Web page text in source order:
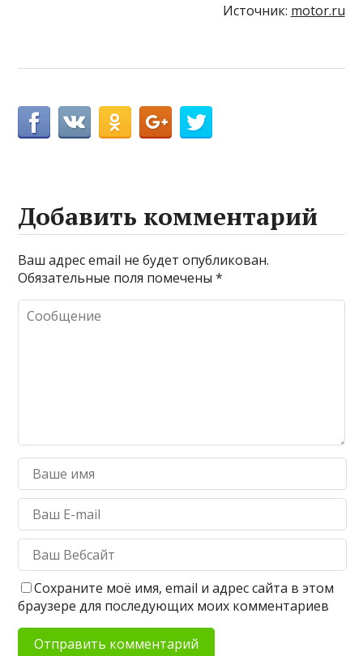
Источник: motor.ru
Добавить комментарий
Ваш адрес email не будет опубликован.
Обязательные поля помечены*
Сохраните моё имя, email и адрес сайта в этом
браузере для последующих моих комментариев